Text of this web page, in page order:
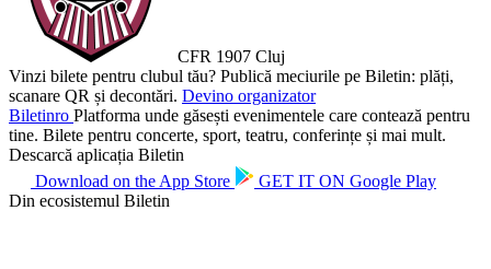
CFR 1907 Cluj
Vinzi bilete pentru clubul tău? Publică meciurile pe Biletin: plăți,
scanare QR și decontări. Devino organizator
Biletinro Platforma unde găsești evenimentele care contează pentru
tine. Bilete pentru concerte, sport, teatru, conferințe și mai mult.
Descarcă aplicația Biletin
Download on the App Store GET IT ON Google Play
Din ecosistemul Biletin